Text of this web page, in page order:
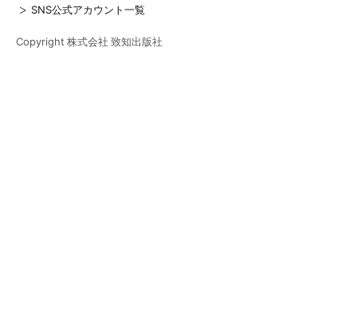
SNS公式アカウント一覧
Copyright 株式会社 致知出版社